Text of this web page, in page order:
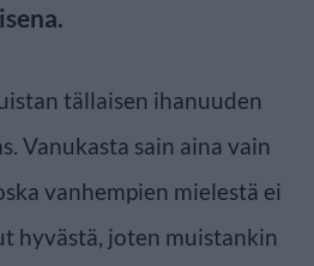
tällaisen ihanuuden
Vanukasta sain aina vain
vanhempien mielestä ei
hyvästä, joten muistankin